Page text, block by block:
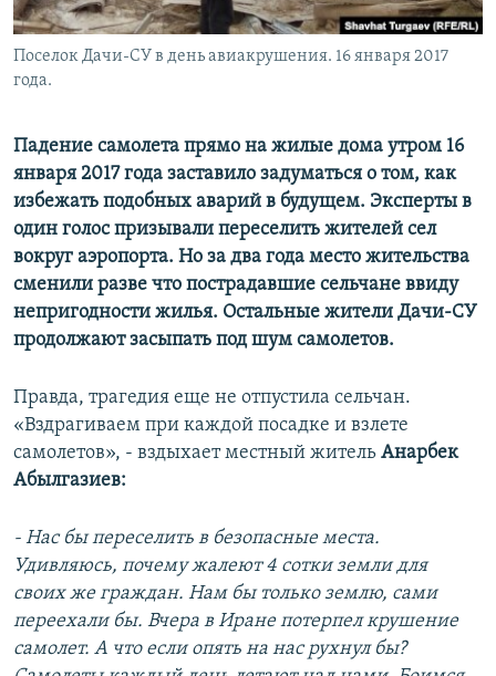
Поселок Дачи-СУ в день авиакрушения. 16 января 2017
года.
Падение самолета прямо на жилые дома утром 16
января 2017 года заставило задуматься о том, как
избежать подобных аварий в будущем. Эксперты в
один голос призывали переселить жителей сел
вокруг аэропорта. Но за два года место жительства
сменили разве что пострадавшие сельчане ввиду
непригодности жилья. Остальные жители Дачи-СУ
продолжают засыпать под шум самолетов.
Правда, трагедия еще не отпустила сельчан.
«Вздрагиваем при каждой посадке и взлете
самолетов», - вздыхает местный житель Анарбек
Абылгазиев:
- Нас бы переселить в безопасные места.
Удивляюсь, почему жалеют 4 сотки земли для
своих же граждан. Нам бы только землю, сами
переехали бы. Вчера в Иране потерпел крушение
самолет. А что если опять на нас рухнул бы?